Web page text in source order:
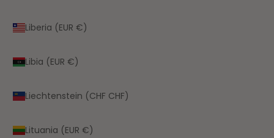
Liberia (EUR €)
Libia (EUR €)
Liechtenstein (CHF CHF)
Lituania (EUR €)